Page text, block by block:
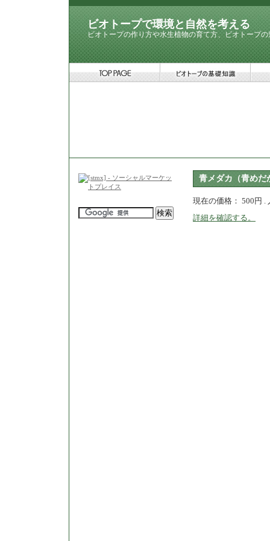
ビオトープで環境と自然を考える
ビオトープの作り方や水生植物の育て方、ビオトープ
青メダカ（青めだ
現在の価格： 500円 .
詳細を確認する。